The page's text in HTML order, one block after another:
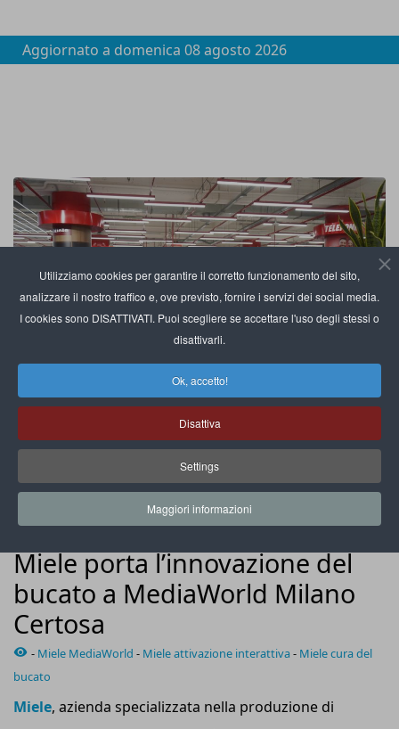
Utilizziamo cookies per garantire il corretto funzionamento del sito,
analizzare il nostro traffico e, ove previsto, fornire i servizi dei social media.
I cookies sono DISATTIVATI. Puoi scegliere se accettare l'uso degli stessi o
disattivarli.
Ok, accetto!
Disattiva
Settings
Maggiori informazioni
Aggiornato a domenica 08 agosto 2026
L’iniziativa sarà accompagnata da una strategia di
comunicazione integrata
Miele porta l’innovazione del
bucato a MediaWorld Milano
Certosa
- Miele MediaWorld - Miele attivazione interattiva- Miele cura del
bucato
Miele, azienda specializzata nella produzione di